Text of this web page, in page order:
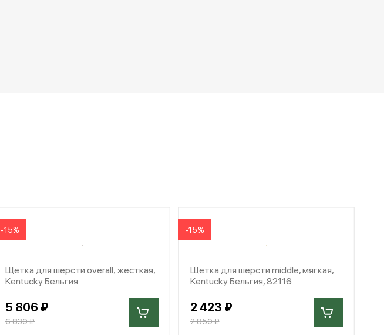
-15%
Щетка для шерсти overall, жесткая,
Kentucky Бельгия
5 806 ₽
6 830 ₽
-15%
Щетка для шерсти middle, мягкая,
Kentucky Бельгия, 82116
2 423 ₽
2 850 ₽